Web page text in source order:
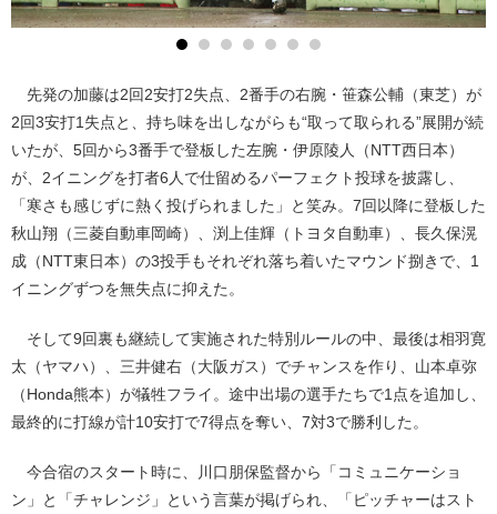
先発の加藤は2回2安打2失点、2番手の右腕・笹森公輔（東芝）が
2回3安打1失点と、持ち味を出しながらも“取って取られる”展開が続
いたが、5回から3番手で登板した左腕・伊原陵人（NTT西日本）
が、2イニングを打者6人で仕留めるパーフェクト投球を披露し、
「寒さも感じずに熱く投げられました」と笑み。7回以降に登板した
秋山翔（三菱自動車岡崎）、渕上佳輝（トヨタ自動車）、長久保滉
成（NTT東日本）の3投手もそれぞれ落ち着いたマウンド捌きで、1
イニングずつを無失点に抑えた。
そして9回裏も継続して実施された特別ルールの中、最後は相羽寛
太（ヤマハ）、三井健右（大阪ガス）でチャンスを作り、山本卓弥
（Honda熊本）が犠牲フライ。途中出場の選手たちで1点を追加し、
最終的に打線が計10安打で7得点を奪い、7対3で勝利した。
今合宿のスタート時に、川口朋保監督から「コミュニケーショ
ン」と「チャレンジ」という言葉が掲げられ、「ピッチャーはスト